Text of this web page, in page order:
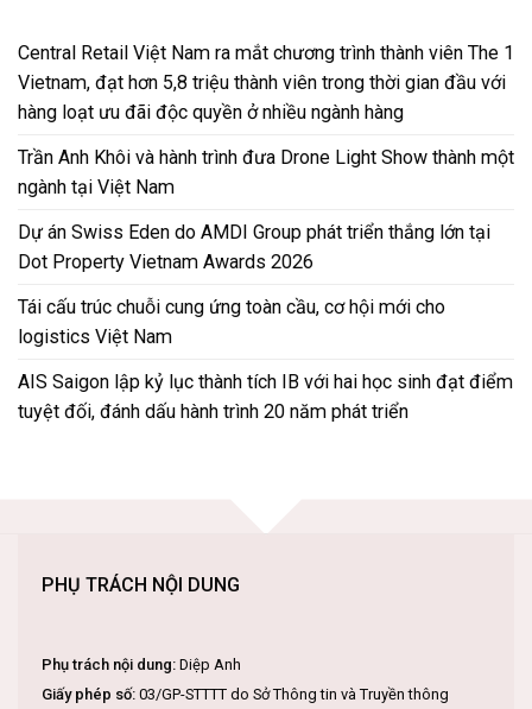
Central Retail Việt Nam ra mắt chương trình thành viên The 1
Vietnam, đạt hơn 5,8 triệu thành viên trong thời gian đầu với
hàng loạt ưu đãi độc quyền ở nhiều ngành hàng
Trần Anh Khôi và hành trình đưa Drone Light Show thành một
ngành tại Việt Nam
Dự án Swiss Eden do AMDI Group phát triển thắng lớn tại
Dot Property Vietnam Awards 2026
Tái cấu trúc chuỗi cung ứng toàn cầu, cơ hội mới cho
logistics Việt Nam
AIS Saigon lập kỷ lục thành tích IB với hai học sinh đạt điểm
tuyệt đối, đánh dấu hành trình 20 năm phát triển
PHỤ TRÁCH NỘI DUNG
Phụ trách nội dung: Diệp Anh
Giấy phép số: 03/GP-STTTT do Sở Thông tin và Truyền thông